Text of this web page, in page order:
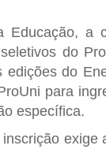
Educação, a
do
do
para
específica.
exige